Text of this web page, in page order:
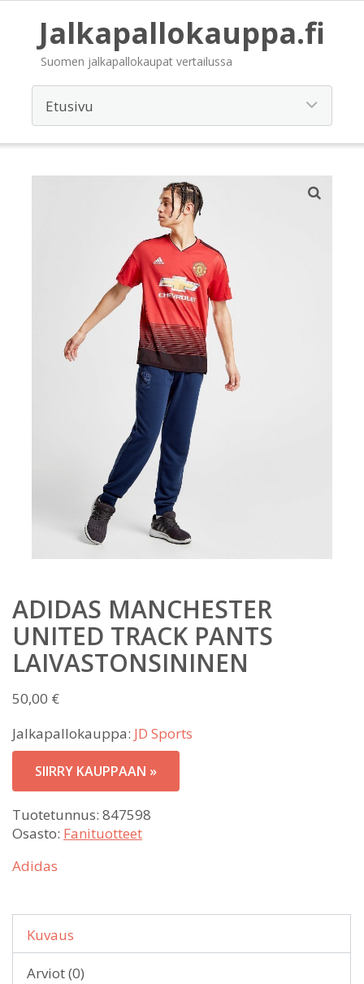
Jalkapallokauppa.fi
Suomen jalkapallokaupat vertailussa
ADIDAS MANCHESTER
UNITED TRACK PANTS
LAIVASTONSININEN
50,00 €
Jalkapallokauppa: JD Sports
SIIRRY KAUPPAAN »
Tuotetunnus: 847598
Osasto: Fanituotteet
Adidas
Kuvaus
Arviot (0)